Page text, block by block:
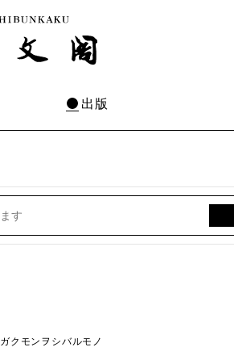
出版
ガクモンヲシバルモノ